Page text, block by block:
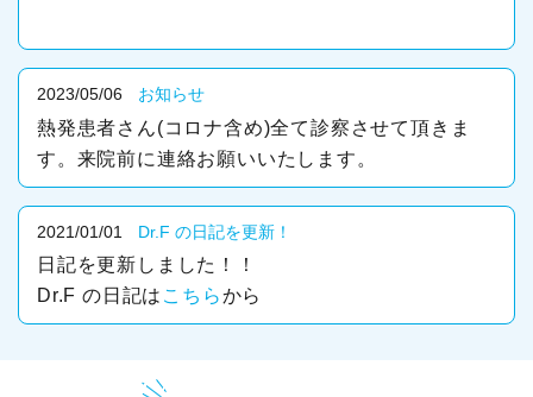
2023/05/06 お知らせ
熱発患者さん(コロナ含め)全て診察させて頂きま
す。来院前に連絡お願いいたします。
2021/01/01 Dr.F の日記を更新！
日記を更新しました！！
Dr.F の日記は こちらから